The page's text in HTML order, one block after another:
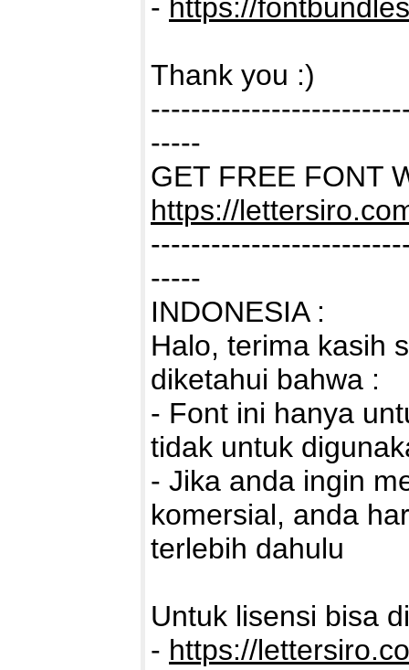
- https://
Thank you :)
-----
GET FREE FONT
https://
-----
INDONESIA :
Halo, terima kasih
diketahui bahwa :
- Font ini hanya
tidak untuk
- Jika anda ingin
komersial, anda
terlebih dahulu
Untuk lisensi bisa
- https://